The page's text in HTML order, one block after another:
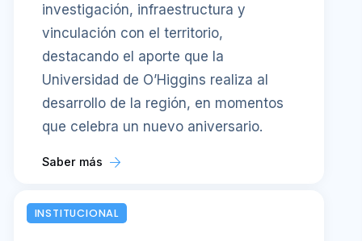
investigación, infraestructura y
vinculación con el territorio,
destacando el aporte que la
Universidad de O’Higgins realiza al
desarrollo de la región, en momentos
que celebra un nuevo aniversario.
Saber más
INSTITUCIONAL